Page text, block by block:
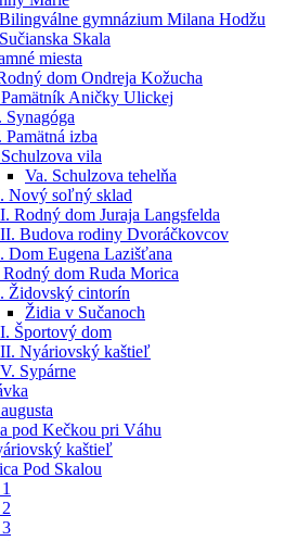
gymnázium Milana Hodžu
Skala
miesta
dom Ondreja Kožucha
Aničky Ulickej
Synagóga
Pamätná izba
vila
Va. Schulzova tehelňa
Nový soľný sklad
Rodný dom Juraja Langsfelda
Budova rodiny Dvoráčkovcov
Dom Eugena Lazišťana
dom Ruda Morica
Židovský cintorín
Židia v Sučanoch
Športový dom
Nyáriovský kaštieľ
Sypárne
pod Kečkou pri Váhu
kaštieľ
Pod Skalou